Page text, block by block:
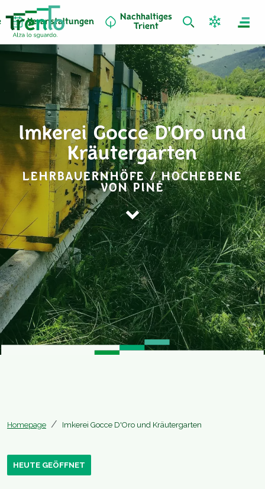
Veranstaltungen
Nachhaltiges
Trient
Imkerei Gocce D'Oro und
Kräutergarten
LEHRBAUERNHÖFE / HOCHEBENE
VON PINÉ
Homepage Imkerei Gocce D'Oro und Kräutergarten
HEUTE GEÖFFNET